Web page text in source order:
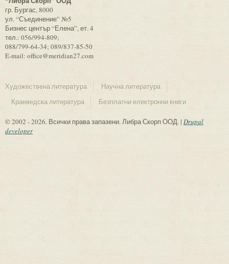
гр. Бургас, 8000
ул. “Съединение” №5
Бизнес център “Елена”, ет. 4
тел.: 056/994-809;
088/799-64-34; 089/837-85-50
E-mail: office@meridian27.com
Художествена литература
Научна литература
Краеведска литература
Безплатни електронни книги
© 2002 - 2026. Всички права запазени. Либра Скорп ООД. | Drupal
developer